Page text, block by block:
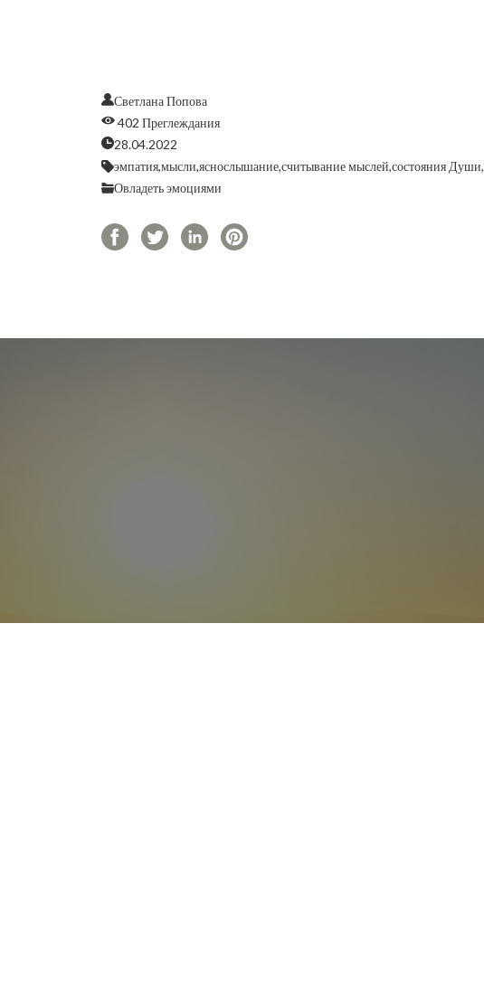
Светлана Попова
402 Преглеждания
28.04.2022
эмпатия,мысли,яснослышание,считывание мыслей,состояния Души,
Овладеть эмоциями